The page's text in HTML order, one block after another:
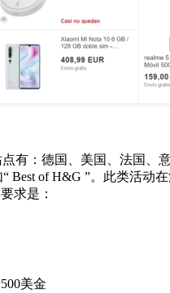
有：德国、美国、法国
“ Best of H&G ”。此类活
求是：
美金